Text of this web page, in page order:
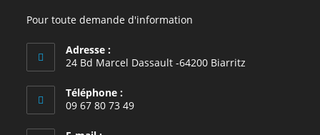
Pour toute demande d'information
Adresse :
24 Bd Marcel Dassault -64200 Biarritz
Téléphone :
09 67 80 73 49